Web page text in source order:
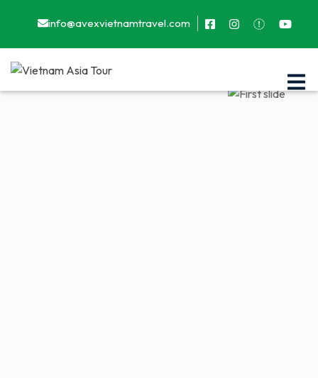
info@avexvietnamtravel.com